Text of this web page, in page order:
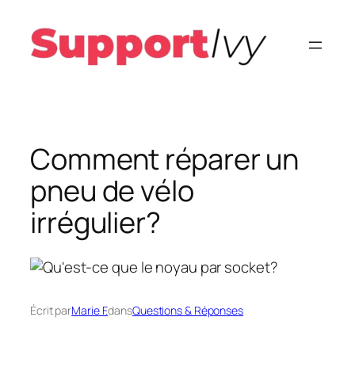
contenu
Comment réparer un
pneu de vélo
irrégulier?
Écrit parMarie F.dansQuestions & Réponses